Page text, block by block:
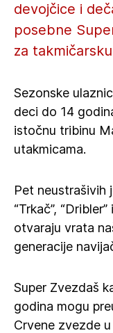
devojčice i
posebne
za
Sezonske
deci do 14
istočnu tribinu
utakmicama.
Pet neustrašivih
“Trkač”,
otvaraju vrata
generacije
Super Zvezdaš
godina mogu
Crvene zvezde